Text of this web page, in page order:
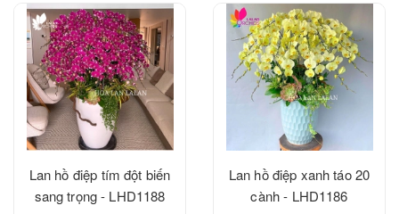
Lan hồ điệp tím đột biến
sang trọng - LHD1188
Lan hồ điệp xanh táo 20
cành - LHD1186